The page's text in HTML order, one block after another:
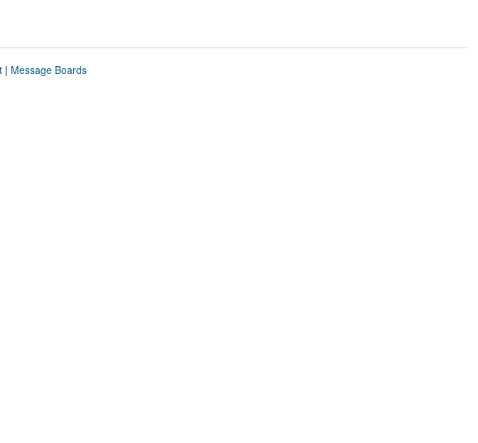
| Message Boards